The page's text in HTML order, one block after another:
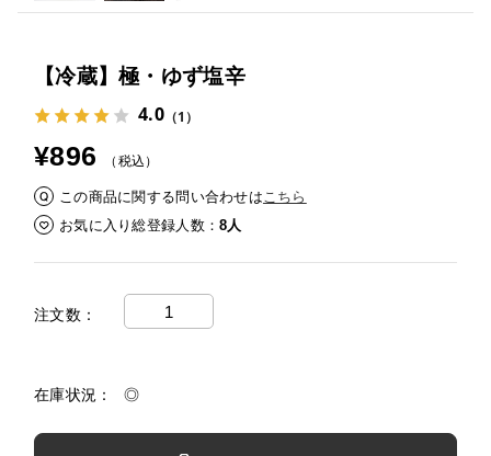
【冷蔵】極・ゆず塩辛
4.0（1）
¥896 （税込）
この商品に関する問い合わせはこちら
お気に入り総登録人数
8人
注文数
在庫状況 ◎